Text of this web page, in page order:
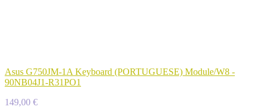
Asus G750JM-1A Keyboard (PORTUGUESE) Module/W8 -
90NB04J1-R31PO1
149,00 €